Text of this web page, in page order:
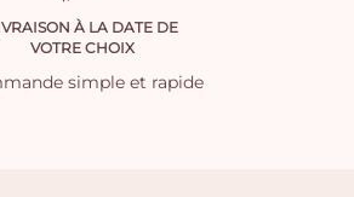
À LA DATE DE
VOTRE CHOIX
simple et rapide